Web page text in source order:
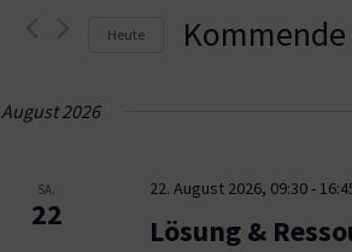
Ansichten,
Navigation
Heute
August 2026
SA.
22
22. August 2026, 09:30-
Lösung &